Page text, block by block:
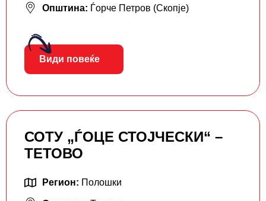
Општина: Ѓорче Петров (Скопје)
Види повеќе
СОТУ „ЃОЦЕ СТОЈЧЕСКИ“ –
ТЕТОВО
Регион: Полошки